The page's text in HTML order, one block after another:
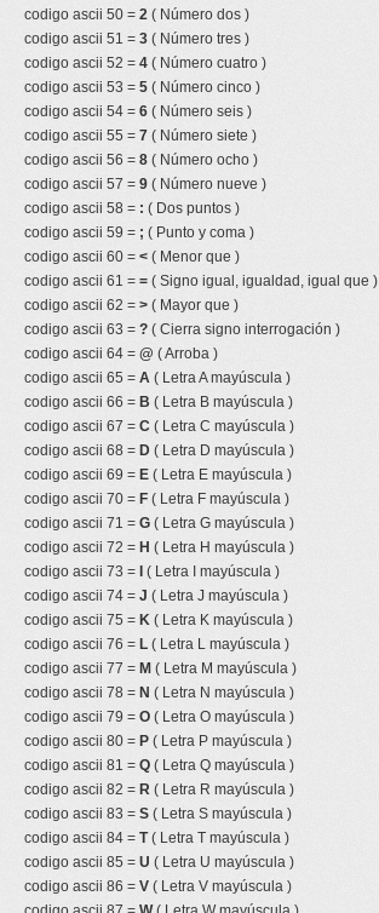
codigo ascii 50 = 2 ( Número dos )
codigo ascii 51 = 3 ( Número tres )
codigo ascii 52 = 4 ( Número cuatro )
codigo ascii 53 = 5 ( Número cinco )
codigo ascii 54 = 6 ( Número seis )
codigo ascii 55 = 7 ( Número siete )
codigo ascii 56 = 8 ( Número ocho )
codigo ascii 57 = 9 ( Número nueve )
codigo ascii 58 = : ( Dos puntos )
codigo ascii 59 = ; ( Punto y coma )
codigo ascii 60 = < ( Menor que )
codigo ascii 61 = = ( Signo igual, igualdad, igual que )
codigo ascii 62 = > ( Mayor que )
codigo ascii 63 = ? ( Cierra signo interrogación )
codigo ascii 64 = @ ( Arroba )
codigo ascii 65 = A ( Letra A mayúscula )
codigo ascii 66 = B ( Letra B mayúscula )
codigo ascii 67 = C ( Letra C mayúscula )
codigo ascii 68 = D ( Letra D mayúscula )
codigo ascii 69 = E ( Letra E mayúscula )
codigo ascii 70 = F ( Letra F mayúscula )
codigo ascii 71 = G ( Letra G mayúscula )
codigo ascii 72 = H ( Letra H mayúscula )
codigo ascii 73 =
( Letra I mayúscula )
codigo ascii 74 = J ( Letra J mayúscula )
codigo ascii 75 = K ( Letra K mayúscula )
codigo ascii 76 = L ( Letra L mayúscula )
codigo ascii 77 = M ( Letra M mayúscula )
codigo ascii 78 = N ( Letra N mayúscula )
codigo ascii 79 = O ( Letra O mayúscula )
codigo ascii 80 = P ( Letra P mayúscula )
codigo ascii 81 = Q ( Letra Q mayúscula )
codigo ascii 82 = R ( Letra R mayúscula )
codigo ascii 83 = S ( Letra S mayúscula )
codigo ascii 84 = T( Letra T mayúscula )
codigo ascii 85 = U ( Letra U mayúscula )
codigo ascii 86 = V ( Letra V mayúscula )